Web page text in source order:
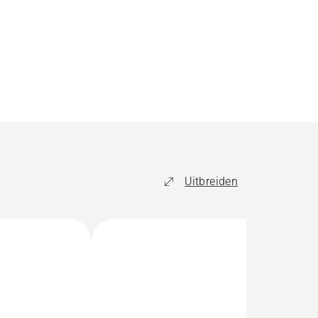
Uitbreiden